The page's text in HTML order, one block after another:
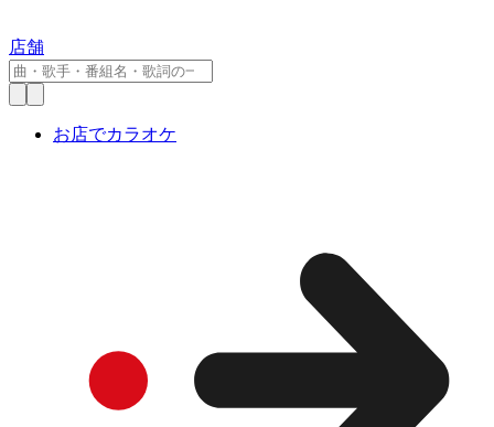
店舗
お店でカラオケ